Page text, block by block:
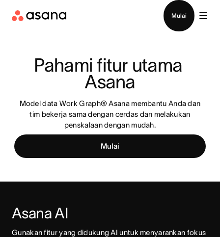
Mulai
Pahami fitur utama
Asana
Model data Work Graph® Asana membantu Anda dan
tim bekerja sama dengan cerdas dan melakukan
penskalaan dengan mudah.
Mulai
Asana AI
Gunakan fitur yang didukung AI untuk menyarankan fokus